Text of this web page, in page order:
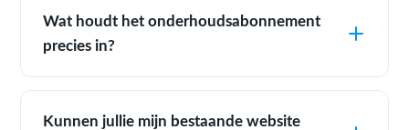
Wat houdt het onderhoudsabonnement
precies in?
Kunnen jullie mijn bestaande website